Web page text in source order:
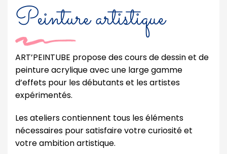
Peinture artistique
ART’PEINTUBE propose des cours de dessin et de
peinture acrylique avec une large gamme
d’effets pour les débutants et les artistes
expérimentés.
Les ateliers contiennent tous les éléments
nécessaires pour satisfaire votre curiosité et
votre ambition artistique.